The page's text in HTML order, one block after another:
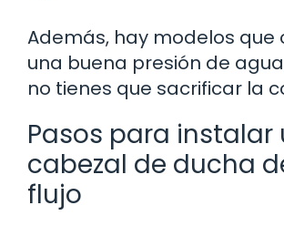
Además, hay modelos que
una buena presión de
no tienes que sacrificar la
Pasos para instalar
cabezal de ducha
flujo